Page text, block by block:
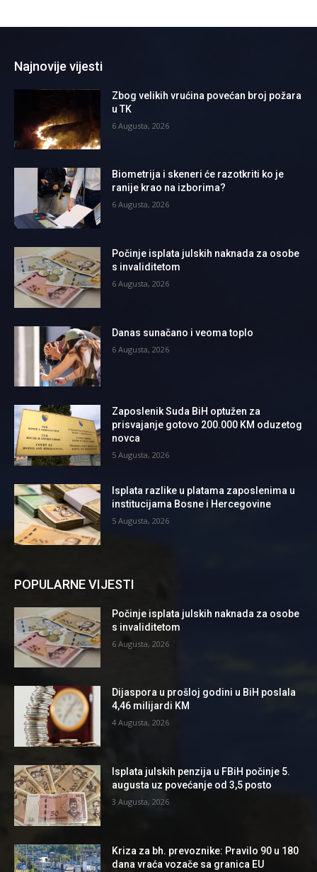
Najnovije vijesti
Zbog velikih vrućina povećan broj požara
u TK
6 Augusta, 2026
Biometrija i skeneri će razotkriti ko je
ranije krao na izborima?
6 Augusta, 2026
Počinje isplata julskih naknada za osobe
s invaliditetom
6 Augusta, 2026
Danas sunačano i veoma toplo
6 Augusta, 2026
Zaposlenik Suda BiH optužen za
prisvajanje gotovo 200.000 KM oduzetog
novca
5 Augusta, 2026
Isplata razlike u platama zaposlenima u
institucijama Bosne i Hercegovine
5 Augusta, 2026
POPULARNE VIJESTI
Počinje isplata julskih naknada za osobe
s invaliditetom
6 Augusta, 2026
Dijaspora u prošloj godini u BiH poslala
4,46 milijardi KM
4 Augusta, 2026
Isplata julskih penzija u FBiH počinje 5.
augusta uz povećanje od 3,5 posto
3 Augusta, 2026
Kriza za bh. prevoznike: Pravilo 90 u 180
dana vraća vozače sa granica EU